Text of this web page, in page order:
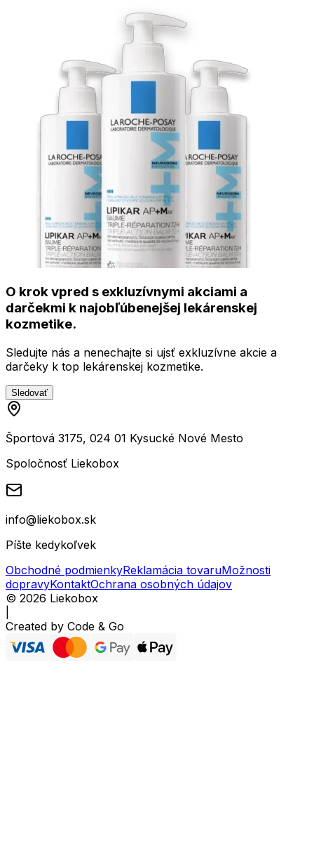
O krok vpred s exkluzívnymi akciami a
darčekmi k najobľúbenejšej lekárenskej
kozmetike.
Sledujte nás a nenechajte si ujsť exkluzívne akcie a
darčeky k top lekárenskej kozmetike.
Sledovať
Športová 3175, 024 01 Kysucké Nové Mesto
Spoločnosť Liekobox
info@liekobox.sk
Píšte kedykoľvek
Obchodné podmienkyReklamácia tovaruMožnosti
dopravyKontaktOchrana osobných údajov
© 2026 Liekobox
Created by Code & Go